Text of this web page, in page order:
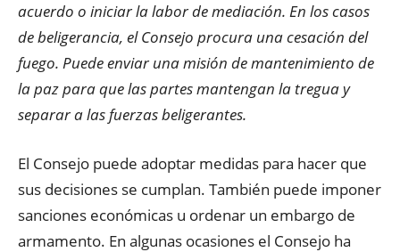
acuerdo o iniciar la labor de mediación. En los casos
de beligerancia, el Consejo procura una cesación del
fuego. Puede enviar una misión de mantenimiento de
la paz para que las partes mantengan la tregua y
separar a las fuerzas beligerantes.
El Consejo puede adoptar medidas para hacer que
sus decisiones se cumplan. También puede imponer
sanciones económicas u ordenar un embargo de
armamento. En algunas ocasiones el Consejo ha